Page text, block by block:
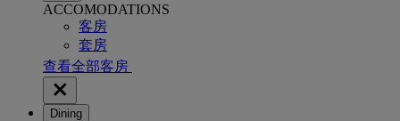
ACCOMODATIONS
客房
套房
查看全部客房
Dining